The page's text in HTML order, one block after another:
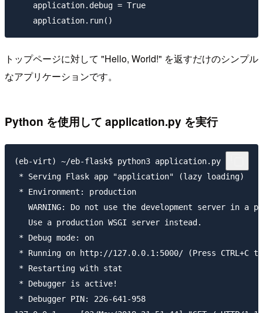
    application.debug = True
トップページに対して "Hello, World!" を返すだけのシンプル
なアプリケーションです。
Python を使用して application.py を実行
(eb-virt) ~/eb-flask$ python3 application.py
* Serving Flask app "application" (lazy loading)
* Environment: production
WARNING: Do not use the development server in a
   Use a production WSGI server instead.
* Debug mode: on
* Running on http://127.0.0.1:5000/ (Press CTRL+C
* Restarting with stat
* Debugger is active!
* Debugger PIN: 226-641-958